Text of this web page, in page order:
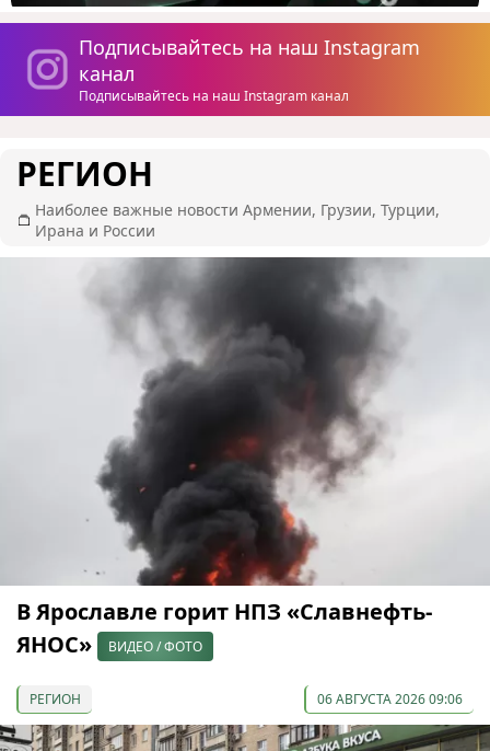
Подписывайтесь на наш Instagram
канал
Подписывайтесь на наш Instagram канал
РЕГИОН
Наиболее важные новости Армении, Грузии, Турции,
Ирана и России
В Ярославле горит НПЗ «Славнефть-
ЯНОС»
ВИДЕО / ФОТО
РЕГИОН 06 АВГУСТА 2026 09:06